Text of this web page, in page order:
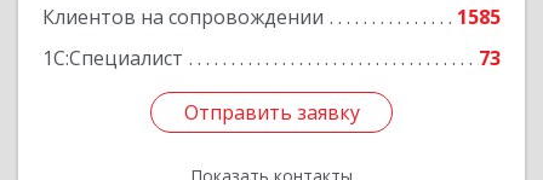
Клиентов на сопровождении
1585
1С:Специалист
73
Отправить заявку
Подробнее
Отправить заявку